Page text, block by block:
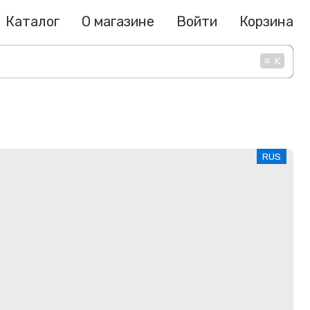
Каталог О магазине Войти Корзина
⌘ K
RUS